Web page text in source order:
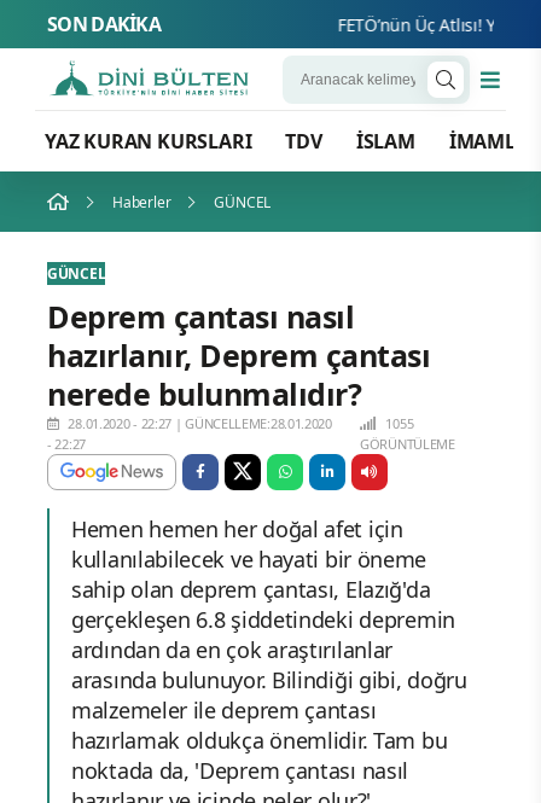
SON DAKİKA FETÖ’nün Üç Atlısı! Yeni
YAZ KURAN KURSLARI TDV İSLAM İMAMLAR
Haberler GÜNCEL
GÜNCEL
Deprem çantası nasıl
hazırlanır, Deprem çantası
nerede bulunmalıdır?
28.01.2020 - 22:27 |GÜNCELLEME:28.01.2020
- 22:27
1055
GÖRÜNTÜLEME
Hemen hemen her doğal afet için
kullanılabilecek ve hayati bir öneme
sahip olan deprem çantası, Elazığ'da
gerçekleşen 6.8 şiddetindeki depremin
ardından da en çok araştırılanlar
arasında bulunuyor. Bilindiği gibi, doğru
malzemeler ile deprem çantası
hazırlamak oldukça önemlidir. Tam bu
noktada da, 'Deprem çantası nasıl